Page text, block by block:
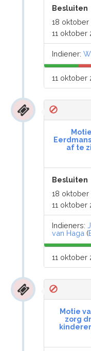
Besluiten
18 oktober
11 oktober
Indiener:
11 oktober
af te
Besluiten
18 oktober
11 oktober
Indieners:
van Haga (
11 oktober
Motie
zorg